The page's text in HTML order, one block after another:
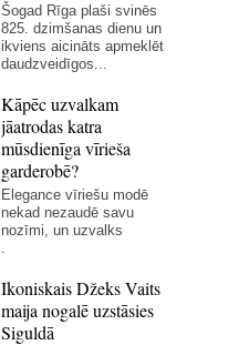
Šogad Rīga plaši svinēs
825. dzimšanas dienu un
ikviens aicināts apmeklēt
daudzveidīgos...
Kāpēc uzvalkam
jāatrodas katra
mūsdienīga vīrieša
garderobē?
Elegance vīriešu modē
nekad nezaudē savu
nozīmi, un uzvalks
Ikoniskais Džeks Vaits
maija nogalē uzstāsies
Siguldā